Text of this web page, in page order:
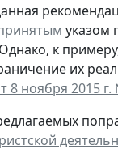
указом
к
их
8 ноября 2015